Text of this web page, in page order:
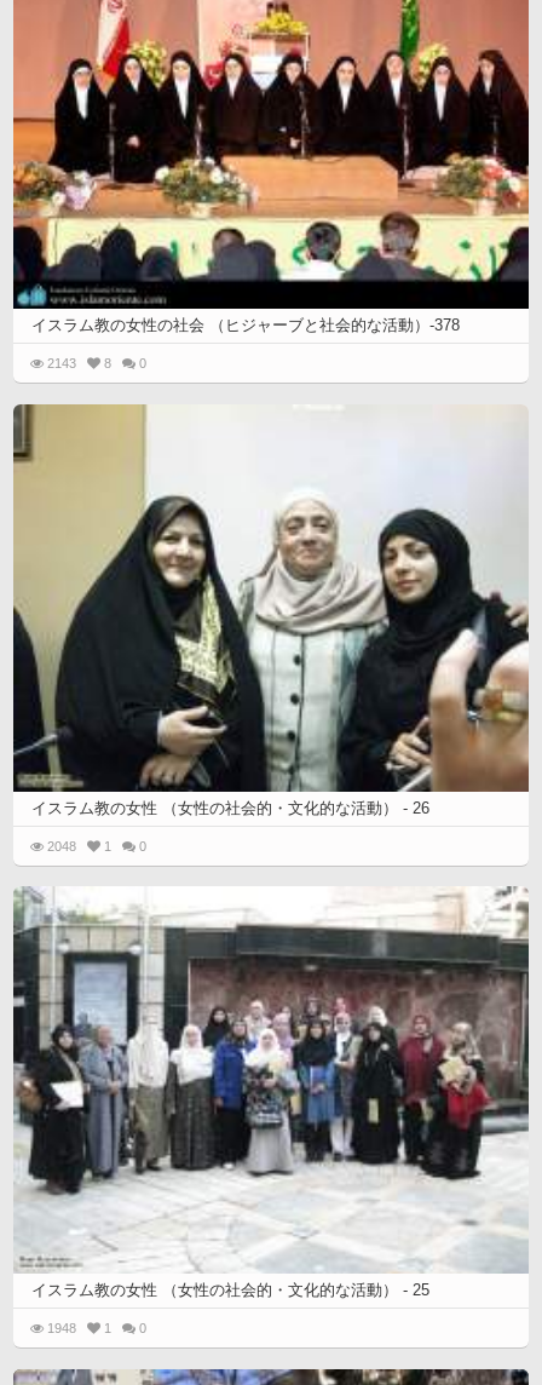
イスラム教の女性の社会 （ヒジャーブと社会的な活動）-378
2143 8 0
イスラム教の女性 （女性の社会的・文化的な活動） - 26
2048 1 0
イスラム教の女性 （女性の社会的・文化的な活動） - 25
1948 1 0